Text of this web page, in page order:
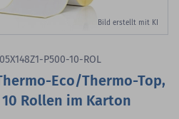
Bild erstellt mit KI
P500-10-ROL
Eco/Thermo-Top,
10 Rollen im Karton